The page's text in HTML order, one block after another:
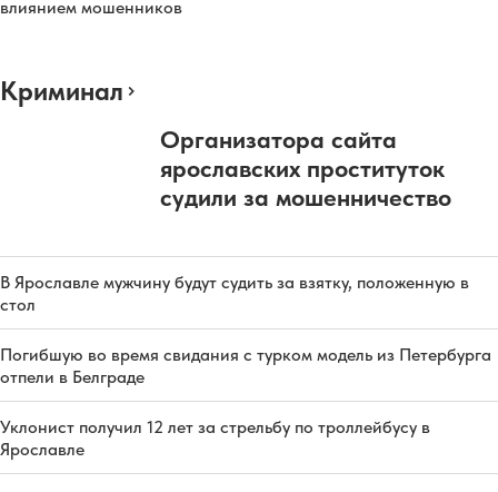
влиянием мошенников
Криминал
Организатора сайта
ярославских проституток
судили за мошенничество
В Ярославле мужчину будут судить за взятку, положенную в
стол
Погибшую во время свидания с турком модель из Петербурга
отпели в Белграде
Уклонист получил 12 лет за стрельбу по троллейбусу в
Ярославле